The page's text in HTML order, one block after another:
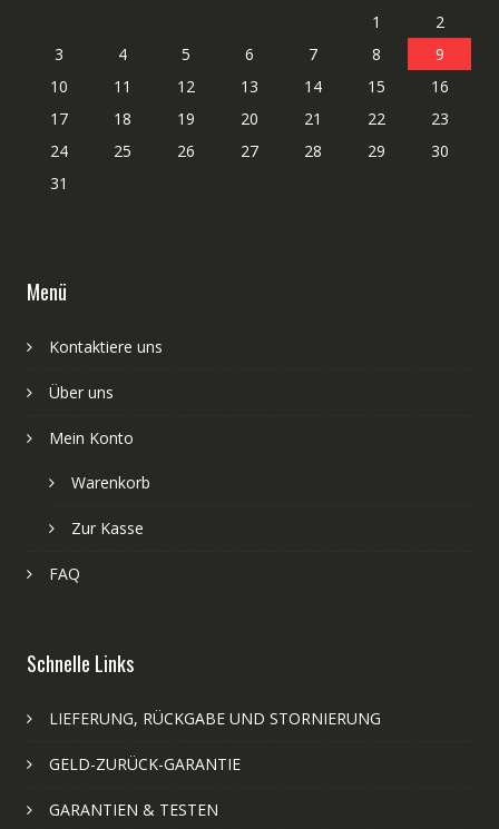
1
2
3
4 5 6 7 8
9
10
11 12 13 14 15
16
17
18 19 20 21 22
23
24
25 26 27 28 29
30
31
Menü
Kontaktiere uns
Über uns
Mein Konto
Warenkorb
Zur Kasse
FAQ
Schnelle Links
LIEFERUNG, RÜCKGABE UND STORNIERUNG
GELD-ZURÜCK-GARANTIE
GARANTIEN & TESTEN